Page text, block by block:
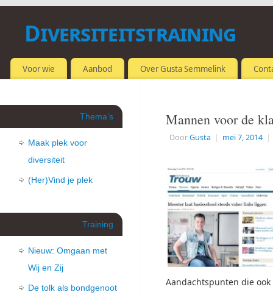
Diversiteitstraining
Voor wie Aanbod Over Gusta Semmelink
Mannen voor de
DoorGusta | mei 7, 2014 |
Aandachtspunten die
Thema’s
Maak plek voor
diversiteit
(Her)Vind je plek
Training
Nieuw: Omgaan met
Wij en Zij
De tolk als bondgenoot